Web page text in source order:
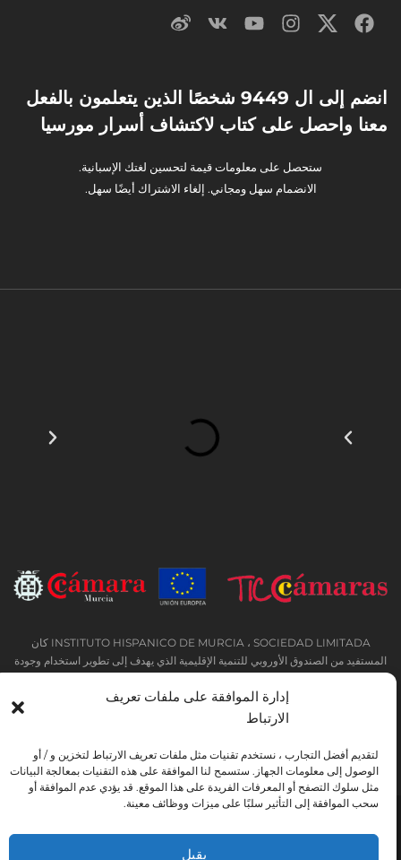
إدارة الموافقة على ملفات تعريف
الارتباط
لتقديم أفضل التجارب ، نستخدم تقنيات مثل ملفات تعريف الارتباط لتخزين و / أو
الوصول إلى معلومات الجهاز. ستسمح لنا الموافقة على هذه التقنيات بمعالجة البيانات
مثل سلوك التصفح أو المعرفات الفريدة على هذا الموقع. قد يؤدي عدم الموافقة أو
سحب الموافقة إلى التأثير سلبًا على ميزات ووظائف معينة.
يقبل
انضم إلى ال 9449 شخصًا الذين يتعلمون بالفعل
معنا واحصل على كتاب لاكتشاف أسرار مورسيا
ستحصل على معلومات قيمة لتحسين لغتك الإسبانية.
الانضمام سهل ومجاني. إلغاء الاشتراك أيضًا سهل.
INSTITUTO HISPANICO DE MURCIA ، SOCIEDAD LIMITADA كان
المستفيد من الصندوق الأوروبي للتنمية الإقليمية الذي يهدف إلى تطوير استخدام وجودة
التالية: التواجد عبر الإنترنت من خلال موقع إلكتروني. تم اتخاذ الإجراء الحالي في عام
اتفاقية ملفات تعريف الارتباط